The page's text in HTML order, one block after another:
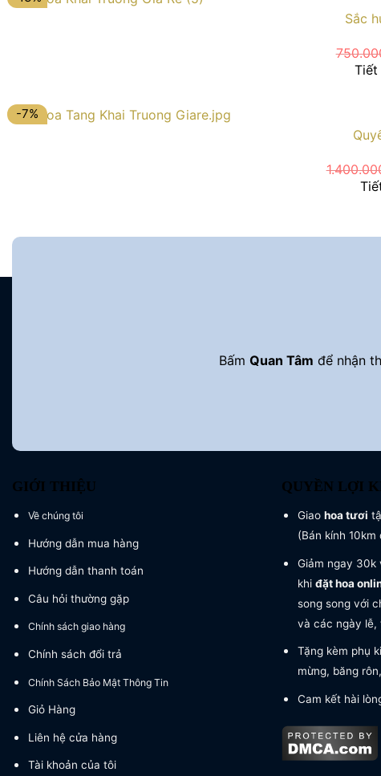
Sắc
Tiết
-7%
Bấm Quan Tâm để nhận
GIỚI THIỆU
Về chúng tôi
Hướng dẫn mua hàng
Hướng dẫn thanh toán
Câu hỏi thường gặp
Chính sách giao hàng
Chính sách đổi trả
Chính Sách Bảo Mật Thông Tin
Giỏ Hàng
Liên hệ cửa hàng
Tài khoản của tôi
QUYỀN LỢI
Giao hoa tươi
(Bán kính
Giảm ngay 30k
khi đặt hoa
song song với
và các ngày lễ,
Tặng kèm phụ
mừng, băng
Cam kết hài